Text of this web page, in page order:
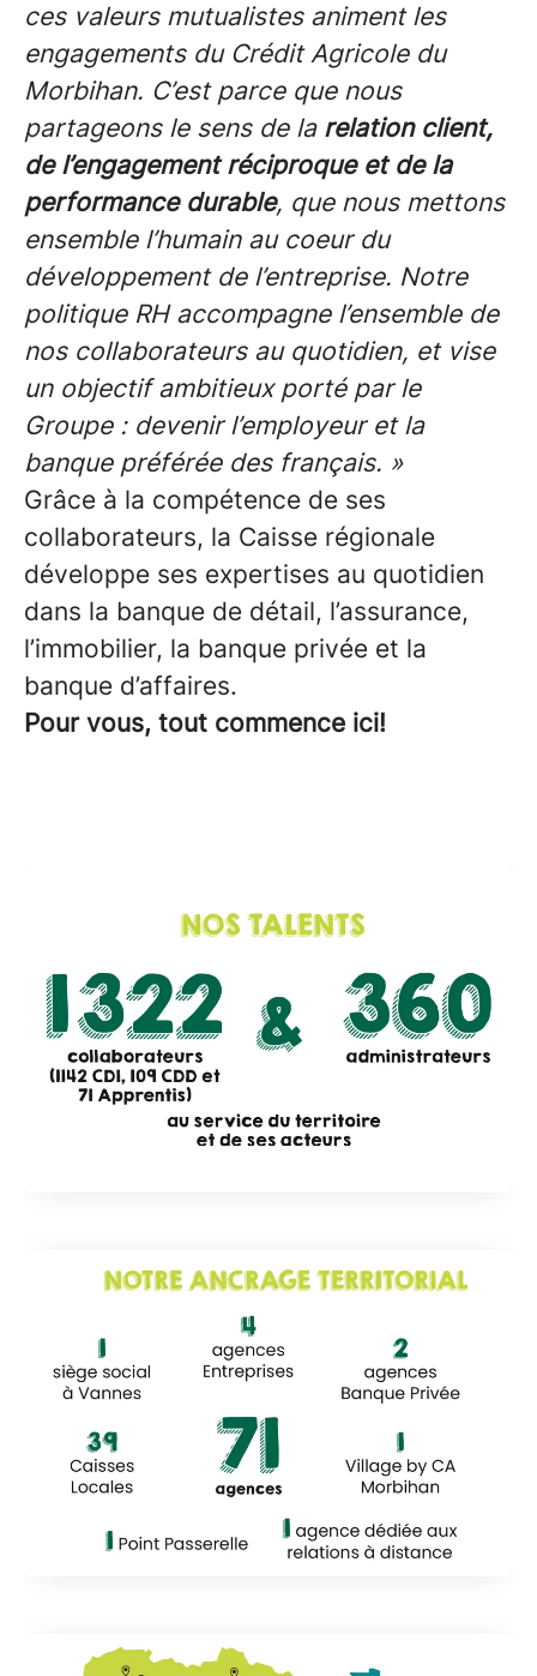
ces valeurs mutualistes animent les
engagements du Crédit Agricole du
Morbihan. C’est parce que nous
partageons le sens de la relation client,
de l’engagement réciproque et de la
performance durable, que nous mettons
ensemble l’humain au coeur du
développement de l’entreprise. Notre
politique RH accompagne l’ensemble de
nos collaborateurs au quotidien, et vise
un objectif ambitieux porté par le
Groupe : devenir l’employeur et la
banque préférée des français. »
Grâce à la compétence de ses
collaborateurs, la Caisse régionale
développe ses expertises au quotidien
dans la banque de détail, l’assurance,
l’immobilier, la banque privée et la
banque d’affaires.
Pour vous, tout commence ici!